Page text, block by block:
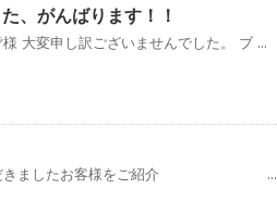
、がんばります！！
大変申し訳ございませんでした。 ブ ...
だきましたお客様をご紹介 ...